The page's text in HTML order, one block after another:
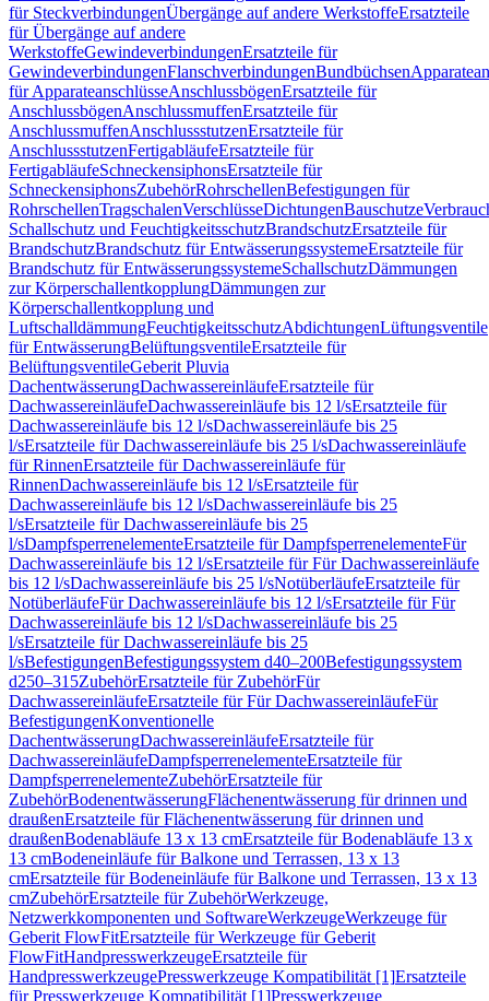
für SteckverbindungenÜbergänge auf andere WerkstoffeErsatzteile
für Übergänge auf andere
WerkstoffeGewindeverbindungenErsatzteile für
GewindeverbindungenFlanschverbindungenBundbüchsen
für ApparateanschlüsseAnschlussbögenErsatzteile für
AnschlussbögenAnschlussmuffenErsatzteile für
AnschlussmuffenAnschlussstutzenErsatzteile für
AnschlussstutzenFertigabläufeErsatzteile für
FertigabläufeSchneckensiphonsErsatzteile für
SchneckensiphonsZubehörRohrschellenBefestigungen für
RohrschellenTragschalenVerschlüsseDichtungenBauschutze
Schallschutz und FeuchtigkeitsschutzBrandschutzErsatzteile für
BrandschutzBrandschutz für EntwässerungssystemeErsatzteile für
Brandschutz für EntwässerungssystemeSchallschutzDämmungen
zur KörperschallentkopplungDämmungen zur
Körperschallentkopplung und
LuftschalldämmungFeuchtigkeitsschutzAbdichtungenLüftungsventile
für EntwässerungBelüftungsventileErsatzteile für
BelüftungsventileGeberit Pluvia
DachentwässerungDachwassereinläufeErsatzteile für
DachwassereinläufeDachwassereinläufe bis 12 l/sErsatzteile für
Dachwassereinläufe bis 12 l/sDachwassereinläufe bis 25
l/sErsatzteile für Dachwassereinläufe bis 25 l/sDachwassereinläufe
für RinnenErsatzteile für Dachwassereinläufe für
RinnenDachwassereinläufe bis 12 l/sErsatzteile für
Dachwassereinläufe bis 12 l/sDachwassereinläufe bis 25
l/sErsatzteile für Dachwassereinläufe bis 25
l/sDampfsperrenelementeErsatzteile für DampfsperrenelementeFür
Dachwassereinläufe bis 12 l/sErsatzteile für Für Dachwassereinläufe
bis 12 l/sDachwassereinläufe bis 25 l/sNotüberläufeErsatzteile für
NotüberläufeFür Dachwassereinläufe bis 12 l/sErsatzteile für Für
Dachwassereinläufe bis 12 l/sDachwassereinläufe bis 25
l/sErsatzteile für Dachwassereinläufe bis 25
l/sBefestigungenBefestigungssystem d40–200Befestigungssystem
d250–315ZubehörErsatzteile für ZubehörFür
DachwassereinläufeErsatzteile für Für DachwassereinläufeFür
BefestigungenKonventionelle
DachentwässerungDachwassereinläufeErsatzteile für
DachwassereinläufeDampfsperrenelementeErsatzteile für
DampfsperrenelementeZubehörErsatzteile für
ZubehörBodenentwässerungFlächenentwässerung für drinnen und
draußenErsatzteile für Flächenentwässerung für drinnen und
draußenBodenabläufe 13 x 13 cmErsatzteile für Bodenabläufe 13 x
13 cmBodeneinläufe für Balkone und Terrassen, 13 x 13
cmErsatzteile für Bodeneinläufe für Balkone und Terrassen, 13 x 13
cmZubehörErsatzteile für ZubehörWerkzeuge,
Netzwerkkomponenten und SoftwareWerkzeugeWerkzeuge für
Geberit FlowFitErsatzteile für Werkzeuge für Geberit
FlowFitHandpresswerkzeugeErsatzteile für
HandpresswerkzeugePresswerkzeuge Kompatibilität [1]Ersatzteile
für Presswerkzeuge Kompatibilität [1]Presswerkzeuge